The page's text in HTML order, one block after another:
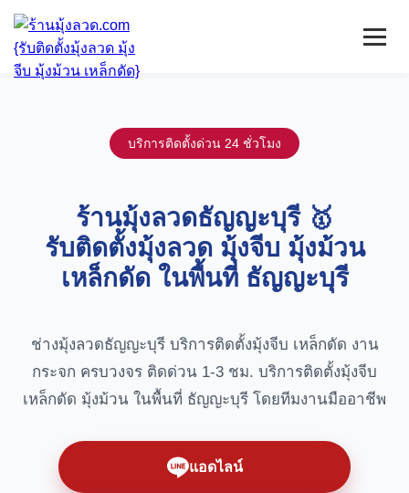
มุ้งลวดจีบ
เหล็กดัด
บริการ/พื้นที่ติดตั้ง
บทความ
ติดต่อเรา
บริการติดตั้งด่วน 24 ชั่วโมง
ร้านมุ้งลวดธัญญะบุรี 🥇
รับติดตั้งมุ้งลวด มุ้งจีบ มุ้งม้วน
เหล็กดัด ในพื้นที่ ธัญญะบุรี
ช่างมุ้งลวดธัญญะบุรี บริการติดตั้งมุ้งจีบ เหล็กดัด งาน
กระจก ครบวงจร ติดด่วน 1-3 ชม. บริการติดตั้งมุ้งจีบ
เหล็กดัด มุ้งม้วน ในพื้นที่ ธัญญะบุรี โดยทีมงานมืออาชีพ
แอดไลน์